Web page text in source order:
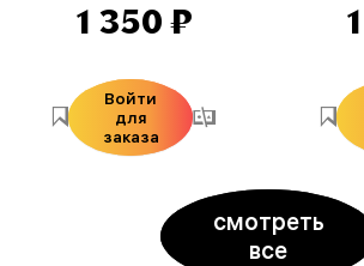
1 350 ₽
Войти
для
заказа
смотреть
все